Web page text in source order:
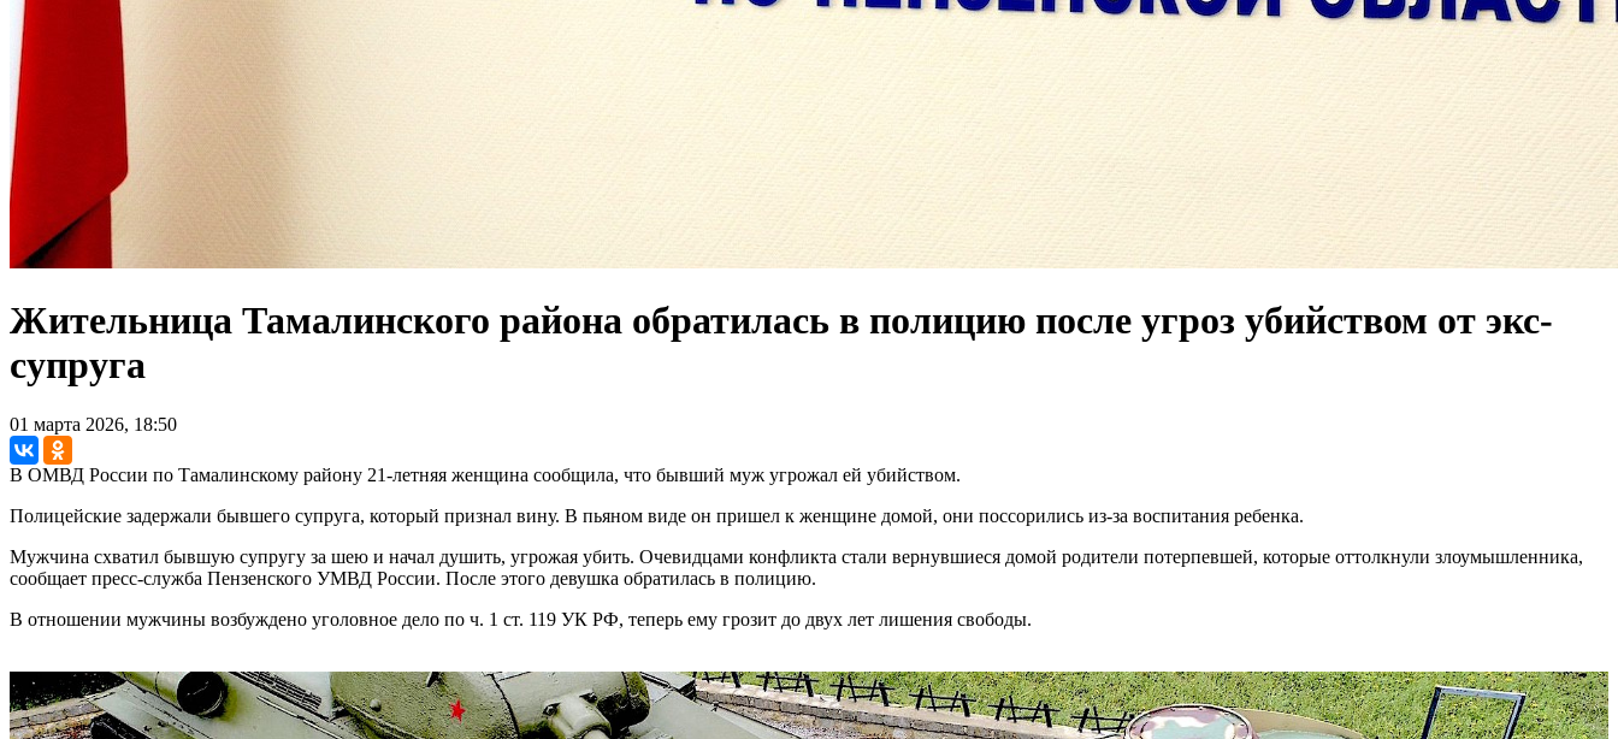
Жительница Тамалинского района обратилась в полицию после угроз убийством от экс-
супруга
01 марта 2026, 18:50
В ОМВД России по Тамалинскому району 21-летняя женщина сообщила, что бывший муж угрожал ей убийством.
Полицейские задержали бывшего супруга, который признал вину. В пьяном виде он пришел к женщине домой, они поссорились из-за воспитания ребенка.
Мужчина схватил бывшую супругу за шею и начал душить, угрожая убить. Очевидцами конфликта стали вернувшиеся домой родители потерпевшей, которые оттолкнули злоумышленника,
сообщает пресс-служба Пензенского УМВД России. После этого девушка обратилась в полицию.
В отношении мужчины возбуждено уголовное дело по ч. 1 ст. 119 УК РФ, теперь ему грозит до двух лет лишения свободы.